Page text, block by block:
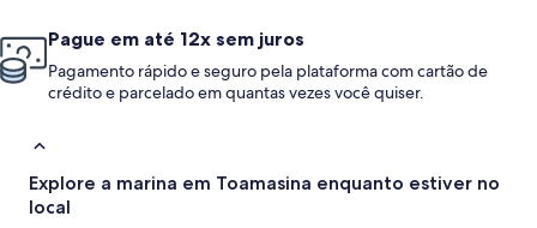
Pague em até 12x sem juros
Pagamento rápido e seguro pela plataforma com cartão de
crédito e parcelado em quantas vezes você quiser.
Explore a marina em Toamasina enquanto estiver no
local